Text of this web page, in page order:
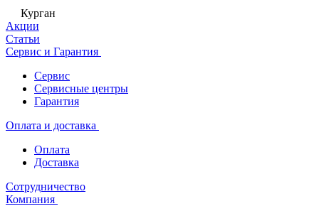
Курган
Акции
Статьи
Сервис и Гарантия
Сервис
Сервисные центры
Гарантия
Оплата и доставка
Оплата
Доставка
Сотрудничество
Компания